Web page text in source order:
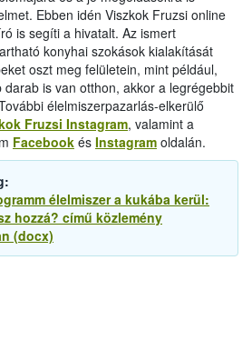
Ebben idén Viszkok Fruzsi online
is segíti a hivatalt. Az ismert
konyhai szokások kialakítását
oszt meg felületein, mint például,
darab is van otthon, akkor a legrégebbit
élelmiszerpazarlás-elkerülő
Fruzsi Instagram, valamint a
Facebook és Instagram oldalán.
élelmiszer a kukába kerül:
hozzá? című közlemény
(docx)